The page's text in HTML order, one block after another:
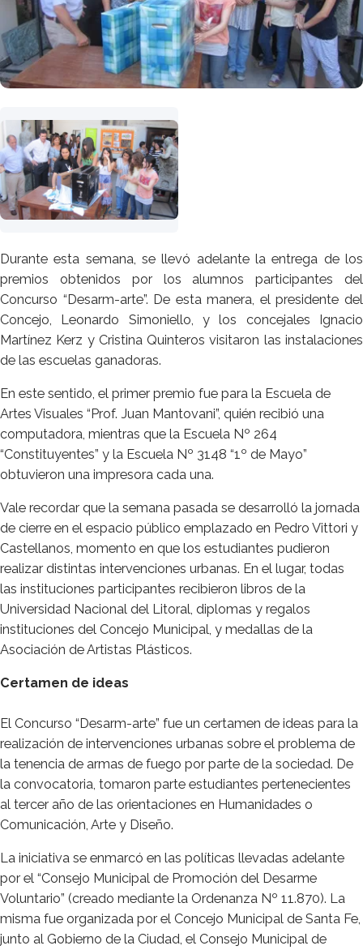
Durante esta semana, se llevó adelante la entrega de los
premios obtenidos por los alumnos participantes del
Concurso “Desarm-arte”. De esta manera, el presidente del
Concejo, Leonardo Simoniello, y los concejales Ignacio
Martínez Kerz y Cristina Quinteros visitaron las instalaciones
de las escuelas ganadoras.
En este sentido, el primer premio fue para la Escuela de
Artes Visuales “Prof. Juan Mantovani”, quién recibió una
computadora, mientras que la Escuela Nº 264
“Constituyentes” y la Escuela Nº 3148 “1º de Mayo”
obtuvieron una impresora cada una.
Vale recordar que la semana pasada se desarrolló la jornada
de cierre en el espacio público emplazado en Pedro Vittori y
Castellanos, momento en que los estudiantes pudieron
realizar distintas intervenciones urbanas. En el lugar, todas
las instituciones participantes recibieron libros de la
Universidad Nacional del Litoral, diplomas y regalos
instituciones del Concejo Municipal, y medallas de la
Asociación de Artistas Plásticos.
Certamen de ideas
El Concurso “Desarm-arte” fue un certamen de ideas para la
realización de intervenciones urbanas sobre el problema de
la tenencia de armas de fuego por parte de la sociedad. De
la convocatoria, tomaron parte estudiantes pertenecientes
al tercer año de las orientaciones en Humanidades o
Comunicación, Arte y Diseño.
La iniciativa se enmarcó en las políticas llevadas adelante
por el “Consejo Municipal de Promoción del Desarme
Voluntario” (creado mediante la Ordenanza Nº 11.870). La
misma fue organizada por el Concejo Municipal de Santa Fe,
junto al Gobierno de la Ciudad, el Consejo Municipal de